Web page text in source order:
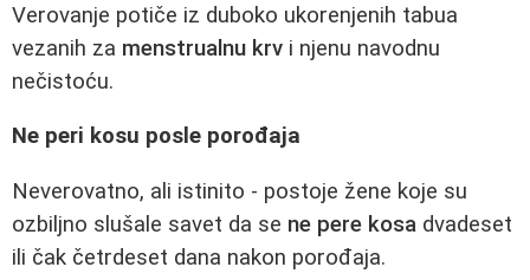
Verovanje potiče iz duboko ukorenjenih tabua
vezanih za menstrualnu krv i njenu navodnu
nečistoću.
Ne peri kosu posle porođaja
Neverovatno, ali istinito - postoje žene koje su
ozbiljno slušale savet da se ne pere kosa dvadeset
ili čak četrdeset dana nakon porođaja.